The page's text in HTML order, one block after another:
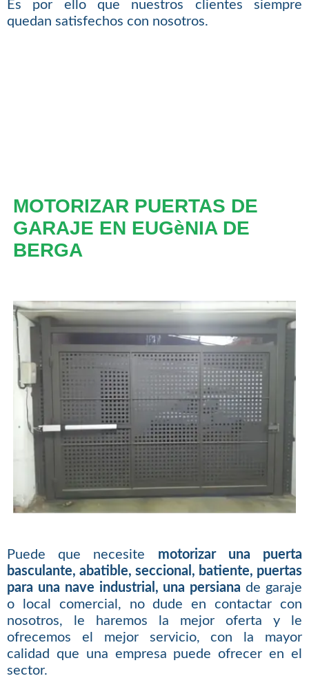
Es por ello que nuestros clientes siempre
quedan satisfechos con nosotros.
MOTORIZAR PUERTAS DE
GARAJE EN EUGèNIA DE
BERGA
Puede que necesite motorizar una puerta
basculante, abatible, seccional, batiente, puertas
para una nave industrial, una persiana de garaje
o local comercial, no dude en contactar con
nosotros, le haremos la mejor oferta y le
ofrecemos el mejor servicio, con la mayor
calidad que una empresa puede ofrecer en el
sector.